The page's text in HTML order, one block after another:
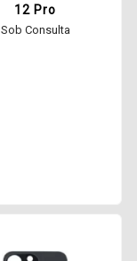
12 Pro
Sob Consulta